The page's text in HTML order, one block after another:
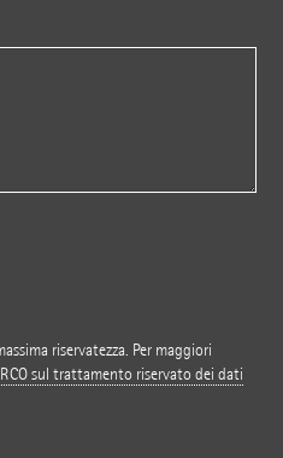
riservatezza. Per maggiori
sul trattamento riservato dei dati